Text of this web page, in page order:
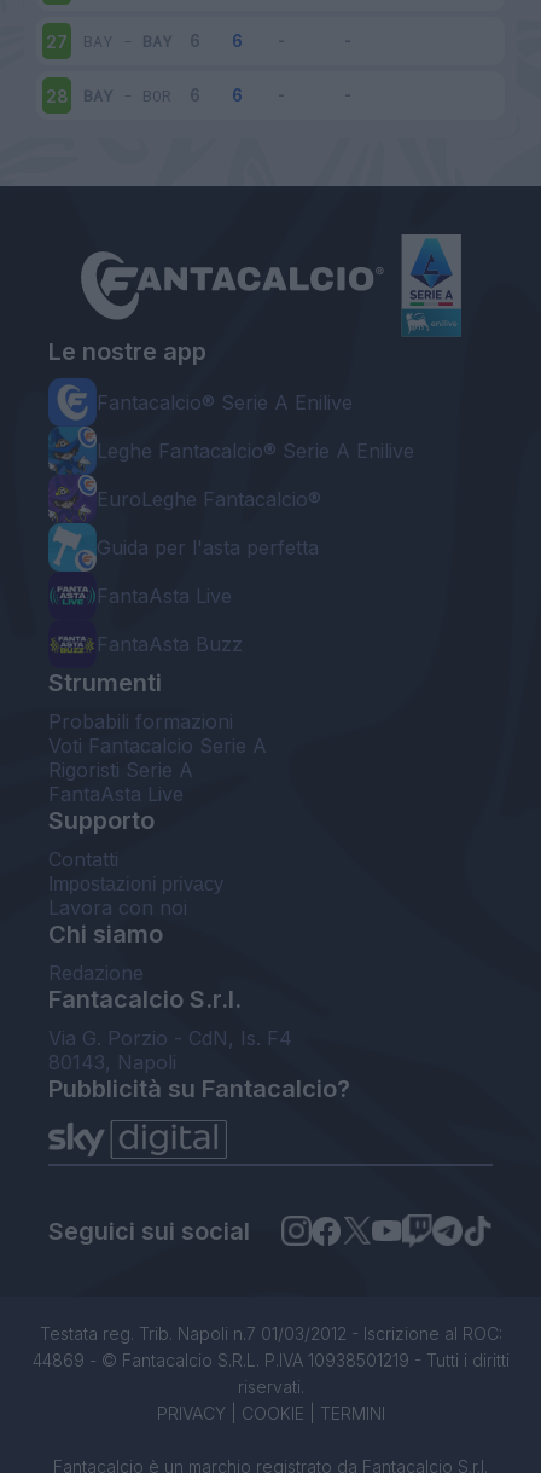
27 BAY - BAY
28 BAY - BOR
Le nostre app
Fantacalcio® Serie A Enilive
Leghe Fantacalcio® Serie A Enilive
EuroLeghe Fantacalcio®
Guida per l'asta perfetta
FantaAsta Live
FantaAsta Buzz
Strumenti
Probabili formazioni
Voti Fantacalcio Serie A
Rigoristi Serie A
FantaAsta Live
Supporto
Contatti
Impostazioni privacy
Lavora con noi
Chi siamo
Redazione
Fantacalcio S.r.l.
Via G. Porzio - CdN, Is. F4
80143, Napoli
Pubblicità su Fantacalcio?
Seguici sui social
Testata reg. Trib. Napoli n.7 01/03/2012 - Iscrizione al ROC:
44869 - © Fantacalcio S.R.L. P.IVA 10938501219 - Tutti i diritti
riservati.
PRIVACY| COOKIE TERMINI
Fantacalcio è un marchio registrato da Fantacalcio S.r.l.